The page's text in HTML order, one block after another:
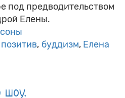
под предводительством
Елены.
позитив буддизм Елена
шоу.